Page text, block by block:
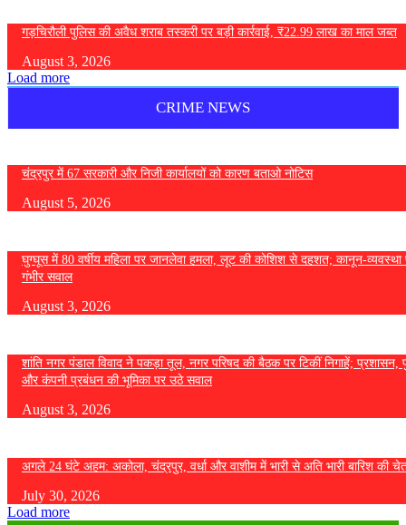
गड़चिरौली पुलिस की अवैध शराब तस्करी पर बड़ी कार्रवाई, ₹22.99 लाख का माल जब्त
August 3, 2026
Load more
CRIME NEWS
चंद्रपुर में 67 सरकारी और निजी कार्यालयों को कारण बताओ नोटिस
August 5, 2026
घुग्घूस में 80 वर्षीय महिला पर जानलेवा हमला, लूट की कोशिश से दहशत; कानून-व्यवस्था
गंभीर सवाल
August 3, 2026
शांति नगर पंडाल विवाद ने पकड़ा तूल, नगर परिषद की बैठक पर टिकीं निगाहें; प्रशासन,
और कंपनी प्रबंधन की भूमिका पर उठे सवाल
August 3, 2026
अगले 24 घंटे अहम: अकोला, चंद्रपुर, वर्धा और वाशीम में भारी से अति भारी बारिश की
July 30, 2026
Load more